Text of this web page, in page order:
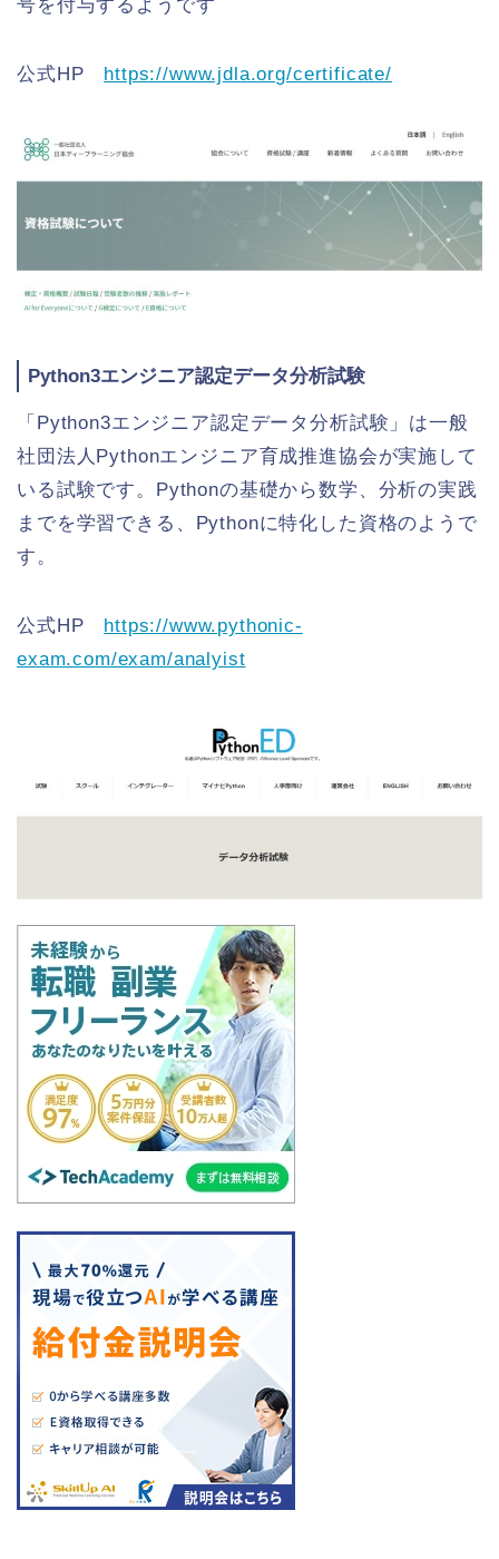
号を付与するようです
公式HP https://www.jdla.org/certificate/
Python3エンジニア認定データ分析試験
「Python3エンジニア認定データ分析試験」は一般
社団法人Pythonエンジニア育成推進協会が実施して
いる試験です。Pythonの基礎から数学、分析の実践
までを学習できる、Pythonに特化した資格のようで
す。
公式HP https://www.pythonic-
exam.com/exam/analyist